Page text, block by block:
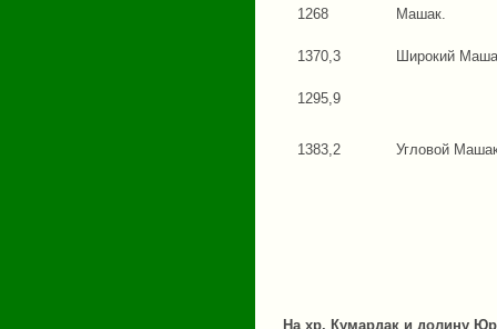
1268 Машак.
1370,3 Широкий
1295,9
1383,2 Угловой
На хр. Кумардак и долину